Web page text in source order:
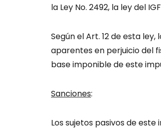
la Ley No. 2492, la ley del
Según el Art. 12 de esta
aparentes en perjuicio del
base imponible de este
Sanciones:
Los sujetos pasivos de